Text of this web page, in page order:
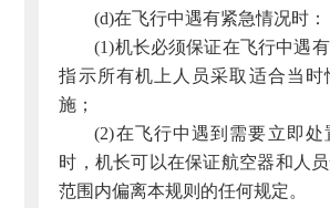
(d)在飞行中遇有紧急情况时：
(1)机长必须保证在飞行中遇
指示所有机上人员采取适合当时
施；
(2)在飞行中遇到需要立即处
时，机长可以在保证航空器和人
范围内偏离本规则的任何规定。